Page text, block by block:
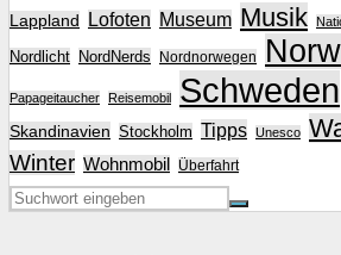
Lappland Lofoten Museum Musik
Nordlicht NordNerds Nordnorwegen
Papageitaucher Reisemobil Schweden
Skandinavien Stockholm Tipps Unesco
Winter Wohnmobil Überfahrt